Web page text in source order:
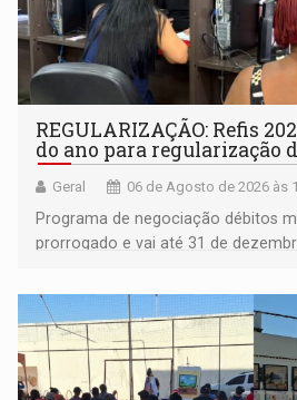
REGULARIZAÇÃO: Refis
do ano para regularização
Geral 06 de Agosto de 2026 às
Programa de negociação débitos
prorrogado e vai até 31 de